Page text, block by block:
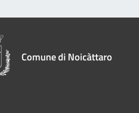
Comune di Noicàttaro